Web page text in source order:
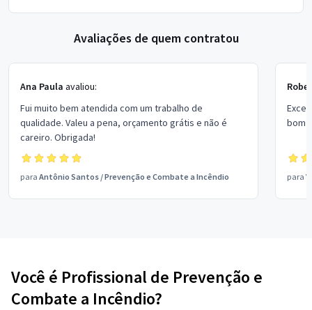
Avaliações de quem contratou
Ana Paula avaliou:
Fui muito bem atendida com um trabalho de
qualidade. Valeu a pena, orçamento grátis e não é
careiro. Obrigada!
para Antônio Santos /Prevenção e Combate a Incêndio
bom
para
Você é Profissional de Prevenção e
Combate a Incêndio?